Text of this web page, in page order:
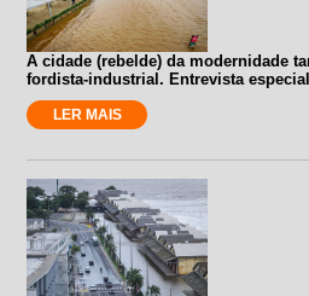
A cidade (rebelde) da modernidade
fordista-industrial. Entrevista
LER MAIS